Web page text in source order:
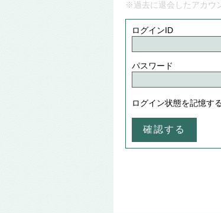
※過去に退会したアカウ
ログインID
パスワード
ログイン状態を記憶す